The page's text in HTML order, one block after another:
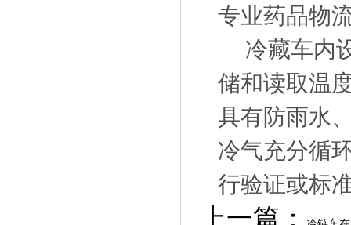
专业药品物
冷藏车内
储和读取温
具有防雨水
冷气充分循
行验证或标
上一篇：